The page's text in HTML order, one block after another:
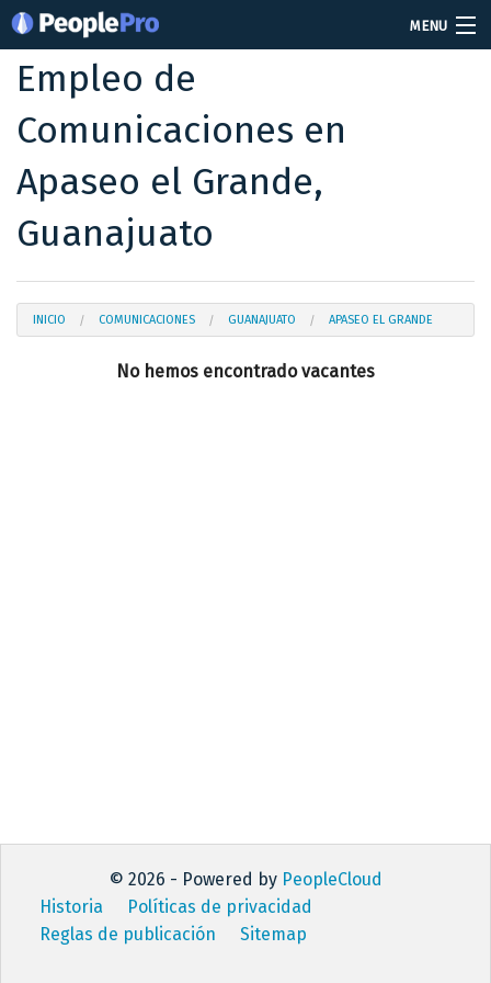
MENU
Soy reclutador
Precios
Vacantes
Iniciar sesión
Empleo de
Comunicaciones en
Apaseo el Grande,
Guanajuato
INICIO COMUNICACIONES GUANAJUATO APASEO EL GRANDE
No hemos encontrado vacantes
© 2026 - Powered by PeopleCloud
Historia
Políticas de privacidad
Reglas de publicación
Sitemap